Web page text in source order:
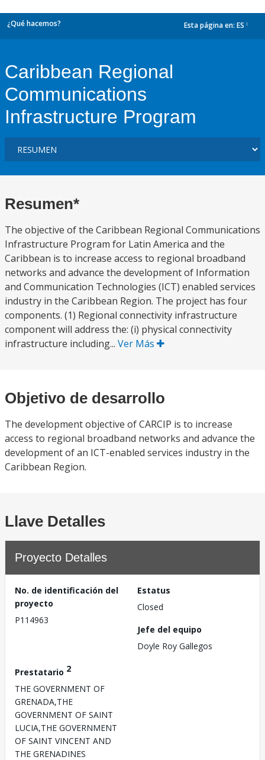
¿Qué hacemos? Esta página en: ES
Caribbean Regional
Communications
Infrastructure Program
Resumen*
The objective of the Caribbean Regional Communications
Infrastructure Program for Latin America and the
Caribbean is to increase access to regional broadband
networks and advance the development of Information
and Communication Technologies (ICT) enabled services
industry in the Caribbean Region. The project has four
components. (1) Regional connectivity infrastructure
component will address the: (i) physical connectivity
infrastructure including... Ver Más
Objetivo de desarrollo
The development objective of CARCIP is to increase
access to regional broadband networks and advance the
development of an ICT-enabled services industry in the
Caribbean Region.
Llave Detalles
Proyecto Detalles
No. de identificación del
proyecto
P114963
Estatus
Closed
Jefe del equipo
Doyle Roy Gallegos
Prestatario 2
THE GOVERNMENT OF
GRENADA,THE
GOVERNMENT OF SAINT
LUCIA,THE GOVERNMENT
OF SAINT VINCENT AND
THE GRENADINES